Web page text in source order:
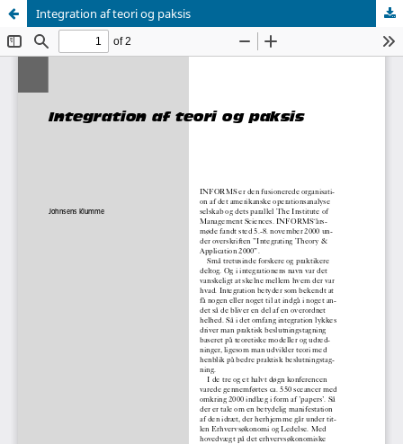
Integration af teori og paksis